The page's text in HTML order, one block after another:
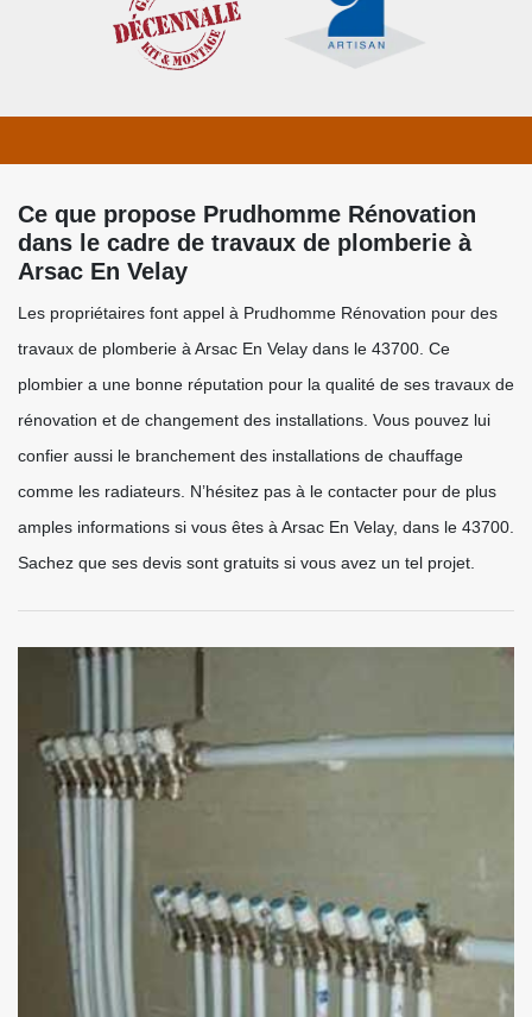
Ce que propose Prudhomme Rénovation
dans le cadre de travaux de plomberie à
Arsac En Velay
Les propriétaires font appel à Prudhomme Rénovation pour des
travaux de plomberie à Arsac En Velay dans le 43700. Ce
plombier a une bonne réputation pour la qualité de ses travaux de
rénovation et de changement des installations. Vous pouvez lui
confier aussi le branchement des installations de chauffage
comme les radiateurs. N’hésitez pas à le contacter pour de plus
amples informations si vous êtes à Arsac En Velay, dans le 43700.
Sachez que ses devis sont gratuits si vous avez un tel projet.